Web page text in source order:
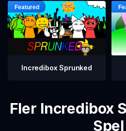
Incredibox Sprunked
Fler Incredibox
Spel